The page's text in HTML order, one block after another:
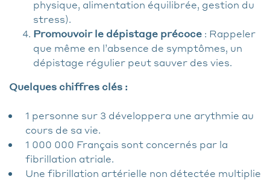
physique, alimentation équilibrée, gestion du
stress).
Promouvoir le dépistage précoce : Rappeler
que même en l’absence de symptômes, un
dépistage régulier peut sauver des vies.
Quelques chiffres clés :
1 personne sur 3 développera une arythmie au
cours de sa vie.
1 000 000 Français sont concernés par la
fibrillation atriale.
Une fibrillation artérielle non détectée multiplie